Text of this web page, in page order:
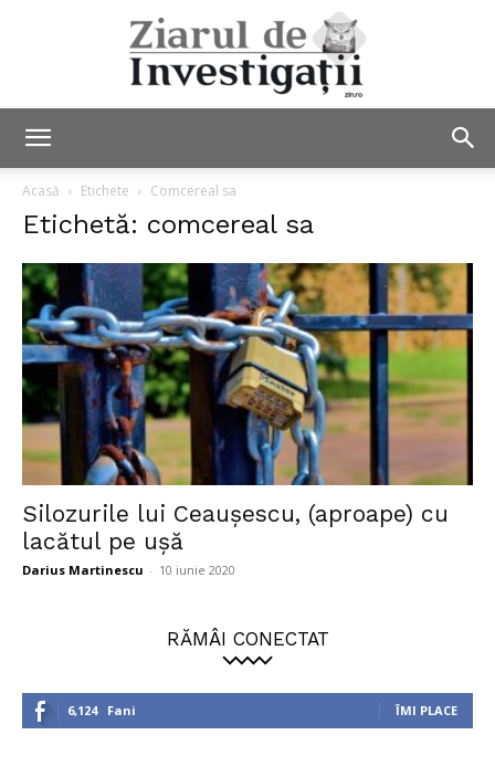
Investigații
Acasă Etichete Comcereal sa
Etichetă: comcereal sa
Silozurile lui Ceaușescu, (aproape) cu
lacătul pe ușă
Darius Martinescu - 10 iunie 2020
RĂMÂI CONECTAT
6,124 Fani ÎMI PLACE